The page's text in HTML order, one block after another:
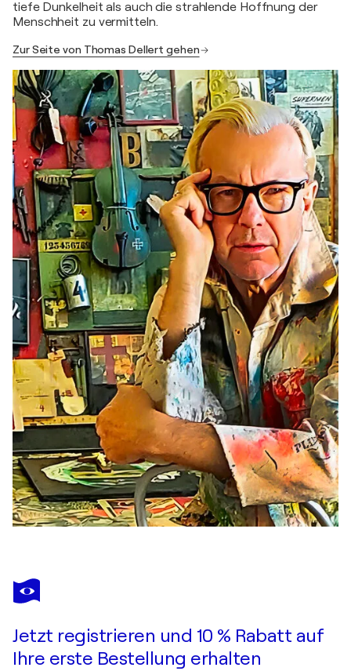
tiefe Dunkelheit als auch die strahlende Hoffnung der
Menschheit zu vermitteln.
Zur Seite von Thomas Dellert gehen
Jetzt registrieren und 10 % Rabatt auf
Ihre erste Bestellung erhalten